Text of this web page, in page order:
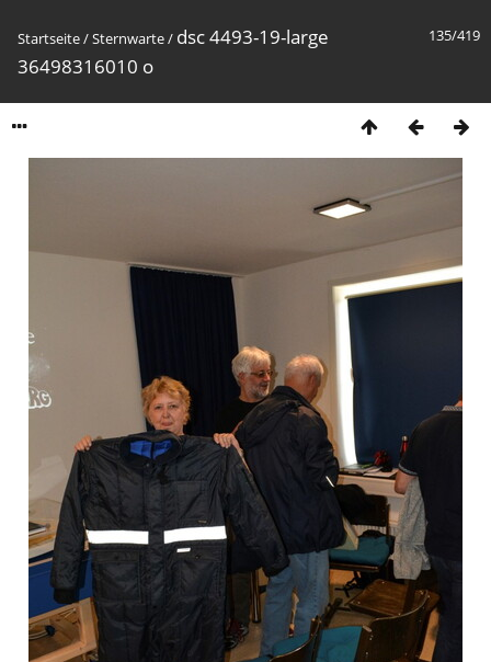
135/419
Startseite/Sternwarte/ dsc 4493-19-large
36498316010 o